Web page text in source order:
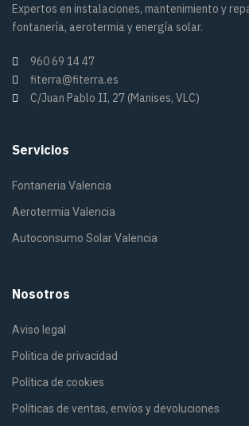
Expertos en instalaciones, mantenimiento y
fontanería, aerotermia y energía solar.
960 69 14 47
fiterra@fiterra.es
C/Juan Pablo II, 27 (Manises, VLC)
Servicios
Fontaneria Valencia
Aerotermia Valencia
Autoconsumo Solar Valencia
Nosotros
Aviso legal
Politica de privacidad
Política de cookies
Políticas de ventas, envíos y devoluciones